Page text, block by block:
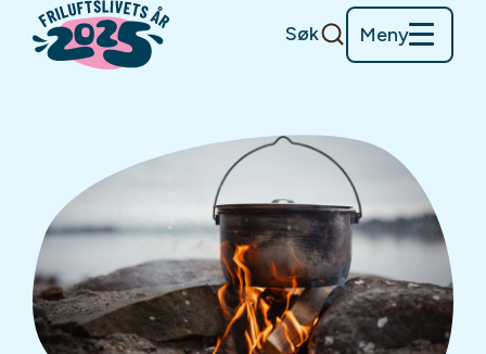
Søk Meny